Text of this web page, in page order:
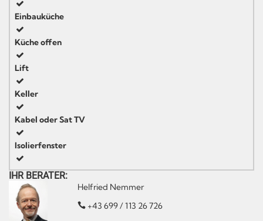
Einbauküche
Küche offen
Lift
Keller
Kabel oder Sat TV
Isolierfenster
IHR BERATER:
Helfried Nemmer
+43 699 / 113 26 726